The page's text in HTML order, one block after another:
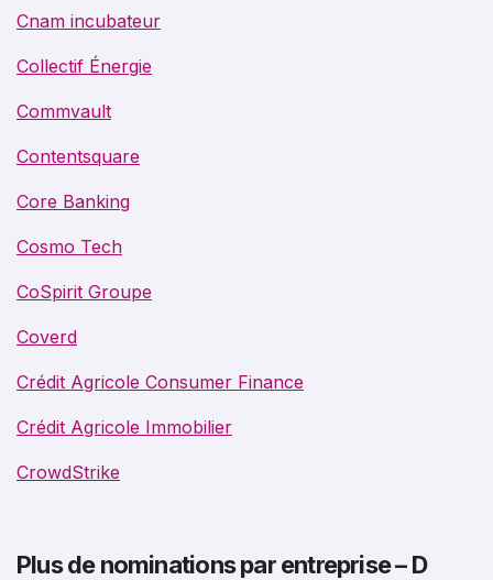
Cnam incubateur
Collectif Énergie
Commvault
Contentsquare
Core Banking
Cosmo Tech
CoSpirit Groupe
Coverd
Crédit Agricole Consumer Finance
Crédit Agricole Immobilier
CrowdStrike
Plus de nominations par entreprise – D